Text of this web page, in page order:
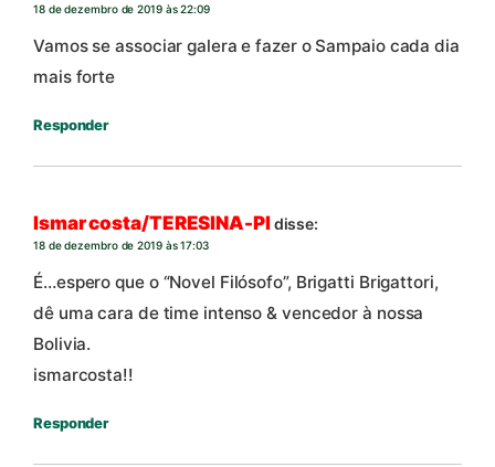
18 de dezembro de 2019 às 22:09
Vamos se associar galera e fazer o Sampaio cada dia
mais forte
Responder
Ismar costa/TERESINA-PIdisse:
18 de dezembro de 2019 às 17:03
É…espero que o “Novel Filósofo”, Brigatti Brigattori,
dê uma cara de time intenso & vencedor à nossa
Bolivia.
ismarcosta!!
Responder